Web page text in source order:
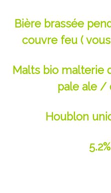
Bière brassée
couvre feu (
Malts bio malterie
pale ale /
Houblon